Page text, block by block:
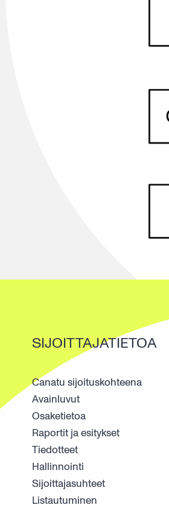
SIJOITTAJATIETOA
Canatu sijoituskohteena
Avainluvut
Osaketietoa
Raportit ja esitykset
Tiedotteet
Hallinnointi
Sijoittajasuhteet
Listautuminen